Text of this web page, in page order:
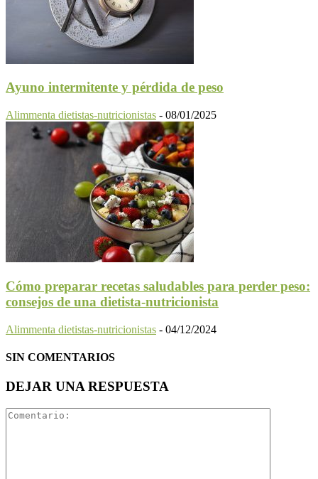
Ayuno intermitente y pérdida de peso
Alimmenta dietistas-nutricionistas - 08/01/2025
Cómo preparar recetas saludables para perder peso:
consejos de una dietista-nutricionista
Alimmenta dietistas-nutricionistas - 04/12/2024
SIN COMENTARIOS
DEJAR UNA RESPUESTA